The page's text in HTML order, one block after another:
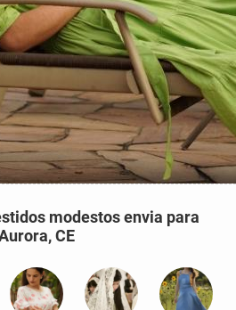
modestos envia para
CE